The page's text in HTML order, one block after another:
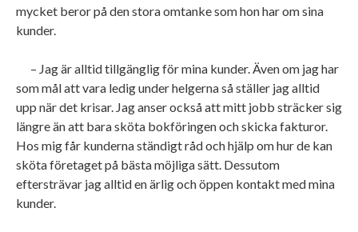
mycket beror på den stora omtanke som hon har om sina
kunder.
– Jag är alltid tillgänglig för mina kunder. Även om jag har
som mål att vara ledig under helgerna så ställer jag alltid
upp när det krisar. Jag anser också att mitt jobb sträcker sig
längre än att bara sköta bokföringen och skicka fakturor.
Hos mig får kunderna ständigt råd och hjälp om hur de kan
sköta företaget på bästa möjliga sätt. Dessutom
eftersträvar jag alltid en ärlig och öppen kontakt med mina
kunder.